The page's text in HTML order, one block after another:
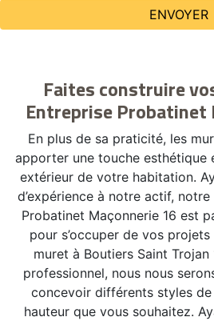
Faites construire
Entreprise Probatinet
En plus de sa praticité, les
apporter une touche esthétique
extérieur de votre habitation.
d’expérience à notre actif,
Probatinet Maçonnerie 16 est
pour s’occuper de vos
muret à Boutiers Saint Trojan
professionnel, nous nous
concevoir différents styles
hauteur que vous souhaitez.